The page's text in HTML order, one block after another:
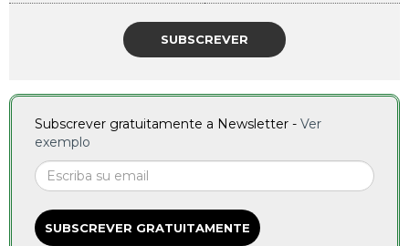
SUBSCREVER
Subscrever gratuitamente a Newsletter - Ver
exemplo
SUBSCREVER GRATUITAMENTE